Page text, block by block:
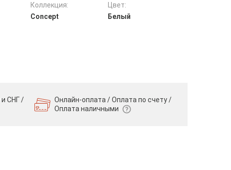
Коллекция:
Concept
Цвет:
Белый
СНГ /
Онлайн-оплата / Оплата по счету /
Оплата наличными